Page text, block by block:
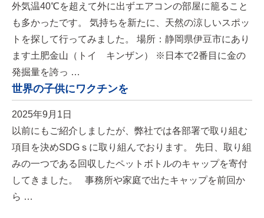
外気温40℃を超えて外に出ずエアコンの部屋に籠ること
も多かったです。 気持ちを新たに、天然の涼しいスポッ
トを探して行ってみました。 場所：静岡県伊豆市にあり
ます土肥金山（トイ キンザン） ※日本で2番目に金の
発掘量を誇っ …
世界の子供にワクチンを
2025年9月1日
以前にもご紹介しましたが、弊社では各部署で取り組む
項目を決めSDGｓに取り組んでおります。 先日、取り組
みの一つである回収したペットボトルのキャップを寄付
してきました。 事務所や家庭で出たキャップを前回か
ら …